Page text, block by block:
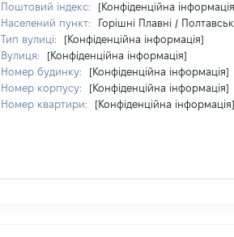
Поштовий індекс:
[Конфіденційна
Населений пункт:
Горішні Плавні /
Тип вулиці:
[Конфіденційна інформація]
Вулиця:
[Конфіденційна інформація]
Номер будинку:
[Конфіденційна інформація]
Номер корпусу:
[Конфіденційна інформація]
Номер квартири:
[Конфіденційна інформація]